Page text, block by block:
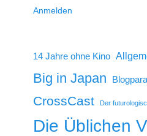
Anmelden
14 Jahre ohne Kino
Big in Japan
CrossCast Der
Die Üblichen